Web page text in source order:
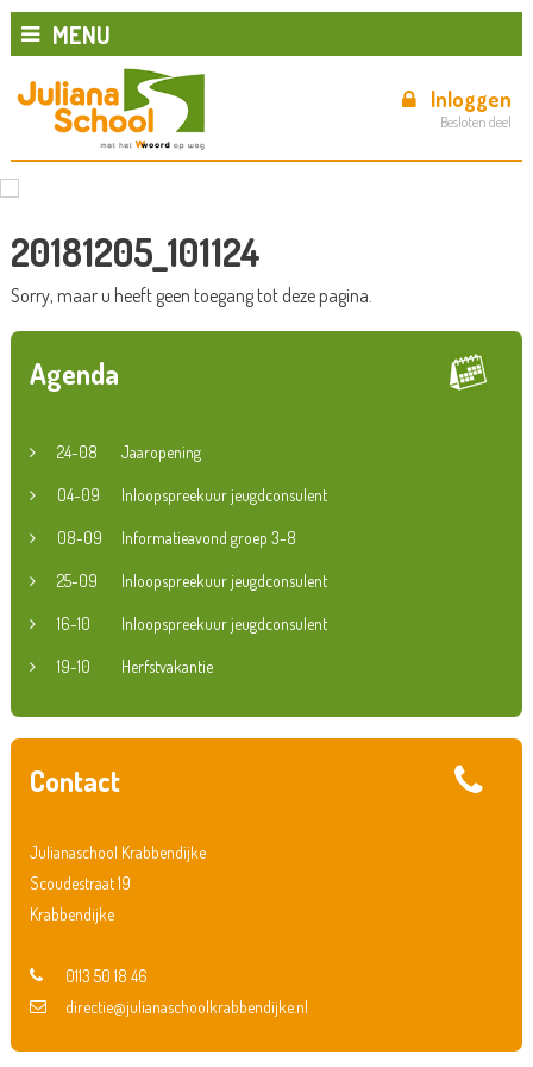
MENU
Inloggen
Besloten deel
20181205_101124
Sorry, maar u heeft geen toegang tot deze pagina.
Agenda
24-08 Jaaropening
04-09 Inloopspreekuur jeugdconsulent
08-09 Informatieavond groep 3-8
25-09 Inloopspreekuur jeugdconsulent
16-10 Inloopspreekuur jeugdconsulent
19-10 Herfstvakantie
Contact
Julianaschool Krabbendijke
Scoudestraat 19
Krabbendijke
0113 50 18 46
directie@julianaschoolkrabbendijke.nl